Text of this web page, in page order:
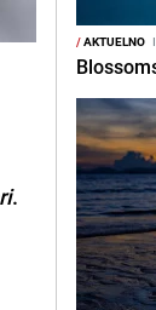
.
/AKTUELNO I